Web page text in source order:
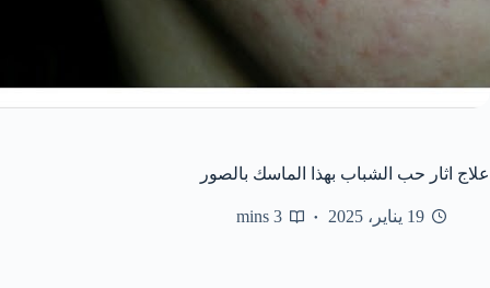
علاج اثار حب الشباب بهذا الماسك بالصور
19 يناير، 2025 3 mins